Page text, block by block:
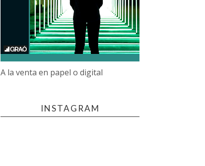
A la venta en papel o digital
INSTAGRAM